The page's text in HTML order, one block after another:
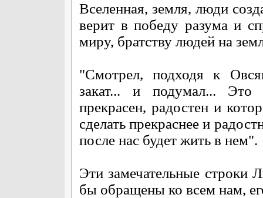
Вселенная, земля, люди
верит в победу разума и
миру, братству людей на
"Смотрел, подходя к
закат... и подумал...
прекрасен, радостен и
сделать прекраснее и
после нас будет жить в нем".
Эти замечательные строки
бы обращены ко всем нам,